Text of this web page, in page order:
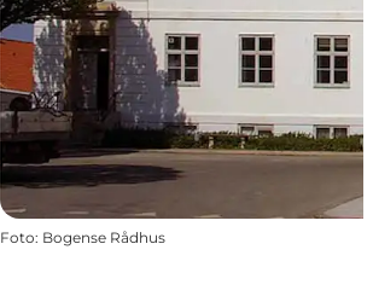
Foto: Bogense Rådhus